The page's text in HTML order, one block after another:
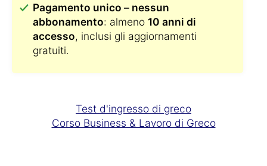
Pagamento unico – nessun
abbonamento: almeno 10 anni di
accesso, inclusi gli aggiornamenti
gratuiti.
Test d'ingresso di greco
Corso Business & Lavoro di Greco